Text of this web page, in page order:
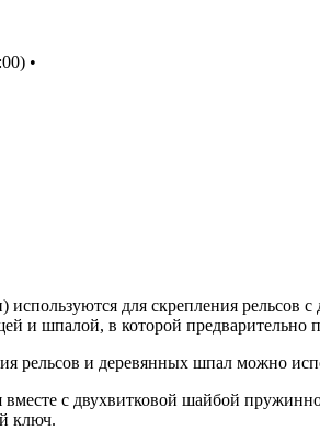
•
используются для скрепления
и шпалой, в которой предварительно
рельсов и деревянных шпал можно
с двухвитковой шайбой
ключ.